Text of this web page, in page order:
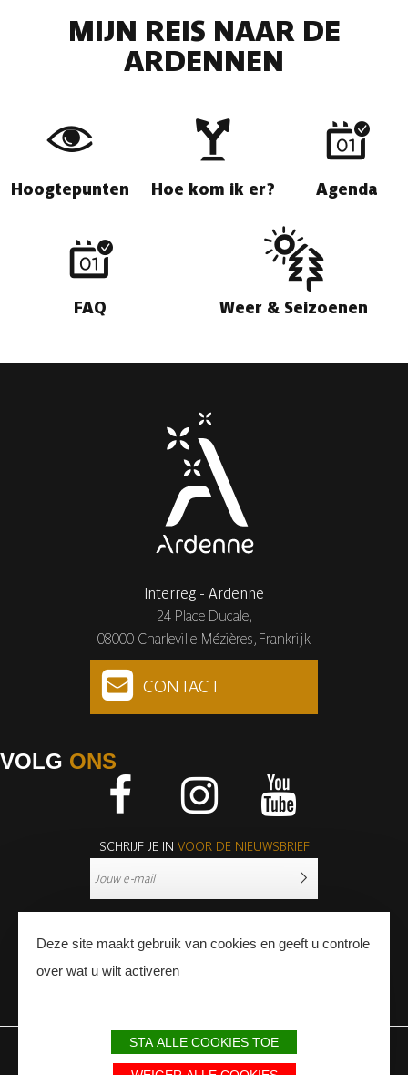
MIJN REIS NAAR DE
ARDENNEN
Hoogtepunten Hoe kom ik er? Agenda
FAQ Weer & Seizoenen
Interreg - Ardenne
24 Place Ducale,
08000 Charleville-Mézières, Frankrijk
CONTACT
VOLG ONS
SCHRIJF JE IN VOOR DE NIEUWSBRIEF
WETTELIJKE BEPALINGEN SITEMAP
Deze site maakt gebruik van cookies en geeft u controle
over wat u wilt activeren
STA ALLE COOKIES TOE